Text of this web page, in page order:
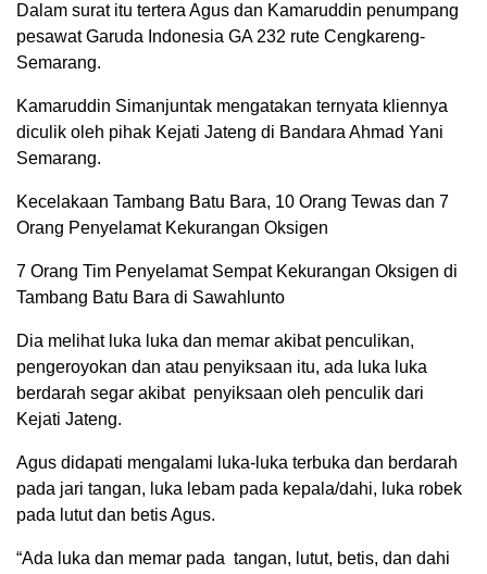
Dalam surat itu tertera Agus dan Kamaruddin penumpang
pesawat Garuda Indonesia GA 232 rute Cengkareng-
Semarang.
Kamaruddin Simanjuntak mengatakan ternyata kliennya
diculik oleh pihak Kejati Jateng di Bandara Ahmad Yani
Semarang.
Kecelakaan Tambang Batu Bara, 10 Orang Tewas dan 7
Orang Penyelamat Kekurangan Oksigen
7 Orang Tim Penyelamat Sempat Kekurangan Oksigen di
Tambang Batu Bara di Sawahlunto
Dia melihat luka luka dan memar akibat penculikan,
pengeroyokan dan atau penyiksaan itu, ada luka luka
berdarah segar akibat penyiksaan oleh penculik dari
Kejati Jateng.
Agus didapati mengalami luka-luka terbuka dan berdarah
pada jari tangan, luka lebam pada kepala/dahi, luka robek
pada lutut dan betis Agus.
“Ada luka dan memar pada tangan, lutut, betis, dan dahi